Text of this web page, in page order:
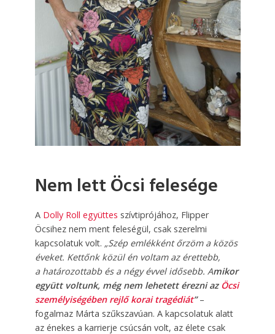
Nem lett Öcsi felesége
A Dolly Roll együttes szívtiprójához, Flipper
Öcsihez nem ment feleségül, csak szerelmi
kapcsolatuk volt. „Szép emlékként őrzöm a közös
éveket. Kettőnk közül én voltam az érettebb,
a határozottabb és a négy évvel idősebb. Amikor
együtt voltunk, még nem lehetett érezni az Öcsi
személyiségében rejlő korai tragédiát”–
fogalmaz Márta szűkszavúan. A kapcsolatuk alatt
az énekes a karrierje csúcsán volt, az élete csak